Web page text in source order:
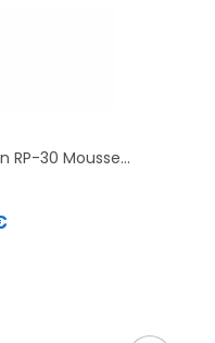
RP-30 Mousse...